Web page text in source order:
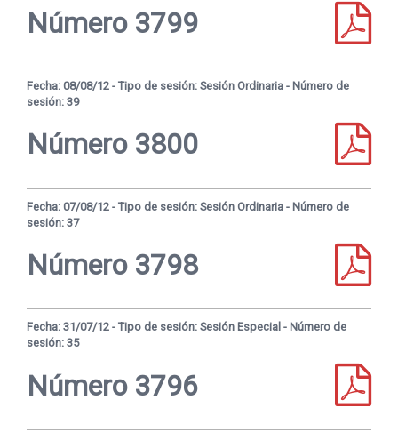
Versiones taquigráficas
Comisiones: asuntos entrados
Transforma Uruguay
Número 3799
Fecha: 08/08/12 - Tipo de sesión: Sesión Ordinaria - Número de
sesión: 39
Número 3800
Fecha: 07/08/12 - Tipo de sesión: Sesión Ordinaria - Número de
sesión: 37
Número 3798
Fecha: 31/07/12 - Tipo de sesión: Sesión Especial - Número de
sesión: 35
Número 3796